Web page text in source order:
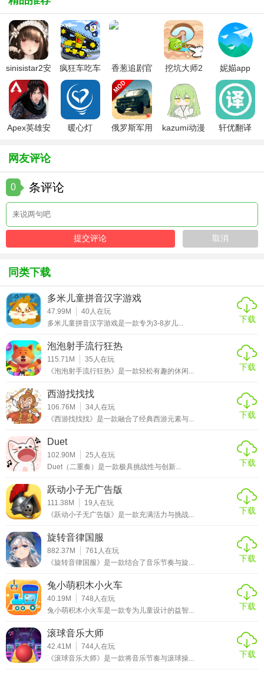
度过难关。
【糖果冲冲冲游戏点评】
《糖果冲冲冲》以其轻松愉快的氛围、丰富的游戏内容和多
样的玩法吸引了大量玩家。游戏不仅考验玩家的反应速度和
操作技巧，还融入了策略规划元素，使得每一局都有新的体
验。其精美的画面和欢快的音效也为游戏增色不少，是休闲
sinisistar2安
卓汉化版
疯狂车吃车
3中文版
香葱追剧官
方最新版
挖坑大师2 妮媌app
Apex英雄安
暖心灯
俄罗斯军用
kazumi动漫
轩优翻译
网友评论
0 条评论
同类下载
多米儿童拼音汉字游戏
47.99M 40人在玩
多米儿童拼音汉字游戏是一款专为3-8岁儿...
下载
泡泡射手流行狂热
115.71M 35 人在玩
《泡泡射手流行狂热》是一款轻松有趣的休闲...
下载
西游找找找
106.76M 34人在玩
《西游找找找》是一款融合了经典西游元素与...
下载
Duet
102.90M 25 人在玩
Duet（二重奏）是一款极具挑战性与创新...
下载
跃动小子无广告版
111.38M 19 人在玩
《跃动小子无广告版》是一款充满活力与挑战...
下载
旋转音律国服
882.37M 761 人在玩
《旋转音律国服》是一款结合了音乐节奏与旋...
下载
兔小萌积木小火车
40.19M 748 人在玩
兔小萌积木小火车是一款专为儿童设计的益智...
下载
滚球音乐大师
42.41M 744人在玩
《滚球音乐大师》是一款将音乐节奏与滚球操...
下载